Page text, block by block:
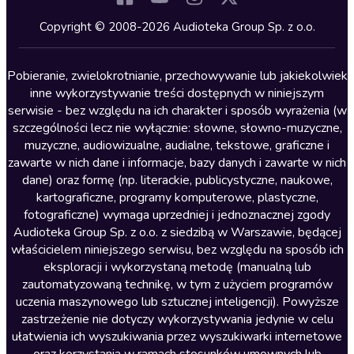
Kryminały
Lektury szkolne
Literatura anglojęzyczna
Literatura faktu
Literatura obyczajowa
Literatura piękna obca
Literatura piękna polska
Nagrania relaksacyjne
Nauka języków
Nauki humanistyczne
Podcasty i audycje
Polityka
Prasa
Copyright © 2008-2026 Audioteka Group Sp. z o.o.
Pobieranie, zwielokrotnianie, przechowywanie lub jakiekolwiek
inne wykorzystywanie treści dostępnych w niniejszym
serwisie - bez względu na ich charakter i sposób wyrażenia (w
szczególności lecz nie wyłącznie: słowne, słowno-muzyczne,
muzyczne, audiowizualne, audialne, tekstowe, graficzne i
zawarte w nich dane i informacje, bazy danych i zawarte w nich
dane) oraz formę (np. literackie, publicystyczne, naukowe,
kartograficzne, programy komputerowe, plastyczne,
fotograficzne) wymaga uprzedniej i jednoznacznej zgody
Audioteka Group Sp. z o.o. z siedzibą w Warszawie, będącej
właścicielem niniejszego serwisu, bez względu na sposób ich
eksploracji i wykorzystaną metodę (manualną lub
zautomatyzowaną technikę, w tym z użyciem programów
uczenia maszynowego lub sztucznej inteligencji). Powyższe
zastrzeżenie nie dotyczy wykorzystywania jedynie w celu
ułatwienia ich wyszukiwania przez wyszukiwarki internetowe